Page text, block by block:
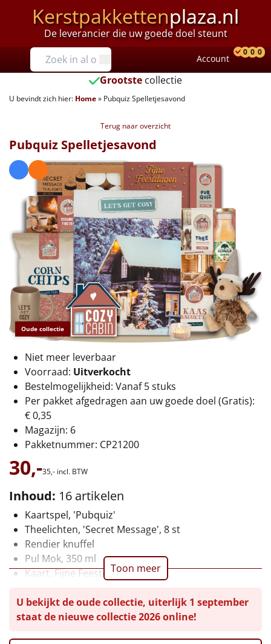
Kerstpakkettenplaza.nl
De leverancier die uw goede doel steunt
Prijzen
Tot €25
€25 tot €35
€40 tot €45
€45 tot €50
€50 tot €55
€55 tot €75
€75 tot €100
€100 en hoger
Alle kerstpakketten 2026
Thema
Origineel
Rituals
Luxe
Mannen
Vrouwen
Duurzaam
Leuke
Uniek
Account
0 0 0
Grootste collectie
U bevindt zich hier: Home» Pubquiz Spelletjesavond
Terug naar overzicht
Oude collectie
Pubquiz Spelletjesavond
Niet meer leverbaar
Voorraad: Uitverkocht
Bestelmogelijkheid: Vanaf 5 stuks
Per pakket afgedragen aan uw goede doel (Gratis):
€ 0,35
Magazijn: 6
Pakketnummer: CP21200
30,-35,- incl. BTW
Inhoud: 16 artikelen
Kaartspel, 'Pubquiz'
Theelichten, 'Secret Message', 8 st
Rendier knuffel
Pul Mok, 350 ml
Kaart, Fijne Feestdagen
Waxinelichtje, 2 st
Appelsap, 200 ml
Toon meer
U bekijkt de oude collectie, uiterlijk 1 september
staat de nieuwe collectie 2026 online!